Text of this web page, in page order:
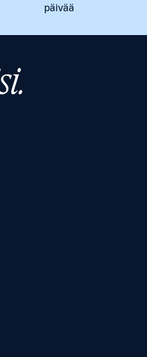
päivää